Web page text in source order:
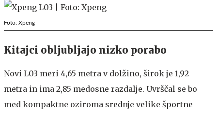
Foto: Xpeng
Kitajci obljubljajo nizko porabo
Novi L03 meri 4,65 metra v dolžino, širok je 1,92
metra in ima 2,85 medosne razdalje. Uvrščal se bo
med kompaktne oziroma srednje velike športne